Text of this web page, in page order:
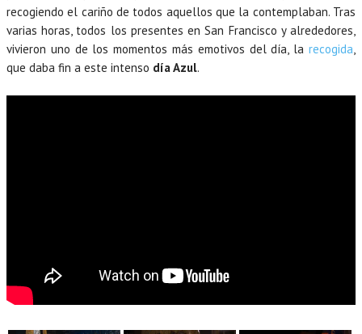
recogiendo el cariño de todos aquellos que la contemplaban. Tras
varias horas, todos los presentes en San Francisco y alrededores,
vivieron uno de los momentos más emotivos del día, la recogida,
que daba fin a este intenso día Azul.